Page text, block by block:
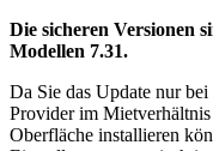
Die sicheren Versionen
Modellen 7.31.
Da Sie das Update nur
Provider im
Oberfläche installieren